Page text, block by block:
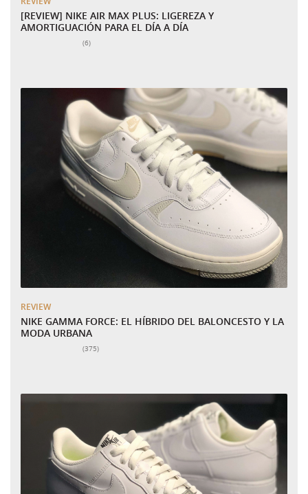
[REVIEW] NIKE AIR MAX PLUS: LIGEREZA Y
AMORTIGUACIÓN PARA EL DÍA A DÍA
Número total de valoraciones:
(6)
REVIEW
NIKE GAMMA FORCE: EL HÍBRIDO DEL BALONCESTO Y LA
MODA URBANA
Número total de valoraciones:
(375)